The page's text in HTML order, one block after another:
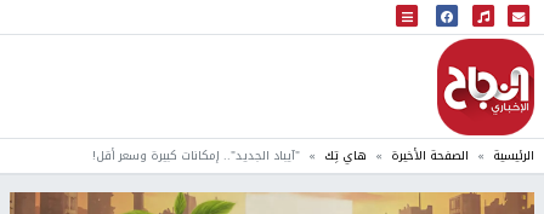
البث المباشر
إذاعة النجاح
الرئيسية الصفحة الأخيرة هاي تِك "آيباد الجديد".. إمكانات كبيرة وسعر أقل!